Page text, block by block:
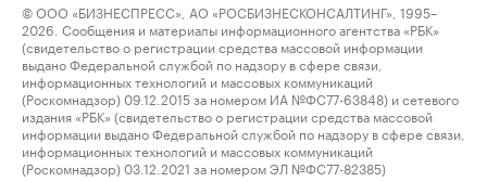
© ООО «БИЗНЕСПРЕСС», АО «РОСБИЗНЕСКОНСАЛТИНГ», 1995–
2026. Сообщения и материалы информационного агентства «РБК»
(свидетельство о регистрации средства массовой информации
выдано Федеральной службой по надзору в сфере связи,
информационных технологий и массовых коммуникаций
(Роскомнадзор) 09.12.2015 за номером ИА №ФС77-63848) и сетевого
издания «РБК» (свидетельство о регистрации средства массовой
информации выдано Федеральной службой по надзору в сфере связи,
информационных технологий и массовых коммуникаций
(Роскомнадзор) 03.12.2021 за номером ЭЛ №ФС77-82385)